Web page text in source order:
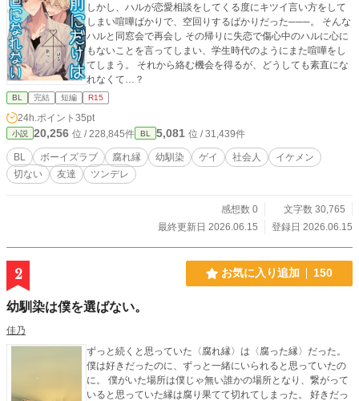
しかし、ハルが恋愛相談をしてくる度にキツイ言い方をして
しまい喧嘩ばかりで、空回りするばかりだった───。 そんな
ハルと同窓会で再会し その帰りに失恋で傷心中のハルに心に
もないことを言ってしまい、学生時代のようにまた喧嘩をし
てしまう。 それから絡む機会を得るが、どうしても素直にな
れなくて…？
BL 完結 短編 R15
24h.ポイント 35pt
小説 20,256 位 / 228,845件 BL 5,081 位 / 31,439件
BL ボーイズラブ 腐れ縁 幼馴染 ゲイ 社会人
イケメン
切ない
友達 ツンデレ
感想数 0
文字数 30,765
最終更新日 2026.06.15
登録日 2026.06.15
2 お気に入り追加 150
幼馴染は僕を選ばない。
佳乃
ずっと続くと思っていた〈腐れ縁〉は〈腐った縁〉だった。
僕は好きだったのに、ずっと一緒にいられると思っていたの
に。 僕がいた場所は僕じゃ無い誰かの場所となり、繋がって
いると思っていた縁は腐り果てて切れてしまった。 好きだっ